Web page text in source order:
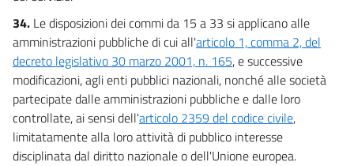
34. Le disposizioni dei commi da 15 a 33 si applicano alle
amministrazioni pubbliche di cui all'articolo 1, comma 2, del
decreto legislativo 30 marzo 2001, n. 165, e successive
modificazioni, agli enti pubblici nazionali, nonché alle società
partecipate dalle amministrazioni pubbliche e dalle loro
controllate, ai sensi dell'articolo 2359 del codice civile,
limitatamente alla loro attività di pubblico interesse
disciplinata dal diritto nazionale o dell'Unione europea.